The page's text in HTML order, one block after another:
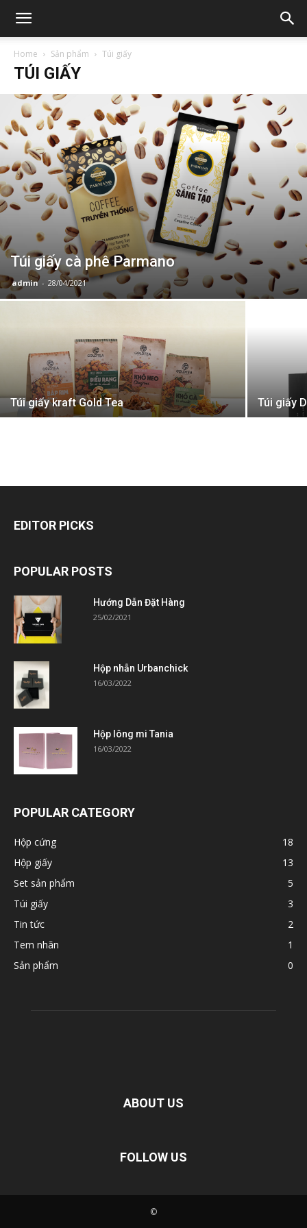
Home Sản phẩm Túi giấy
TÚI GIẤY
Túi giấy cà phê Parmano
admin - 28/04/2021
Túi giấy kraft Gold Tea Túi giấy
EDITOR PICKS
POPULAR POSTS
Hướng Dẫn Đặt Hàng
25/02/2021
Hộp nhẫn Urbanchick
16/03/2022
Hộp lông mi Tania
16/03/2022
POPULAR CATEGORY
Hộp cứng
18
Hộp giấy
13
Set sản phẩm
5
Túi giấy
3
Tin tức
2
Tem nhãn
1
Sản phẩm
0
ABOUT US
FOLLOW US
©